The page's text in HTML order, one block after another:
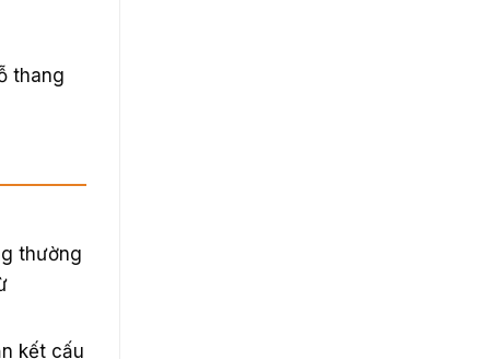
thang
thường
kết cấu